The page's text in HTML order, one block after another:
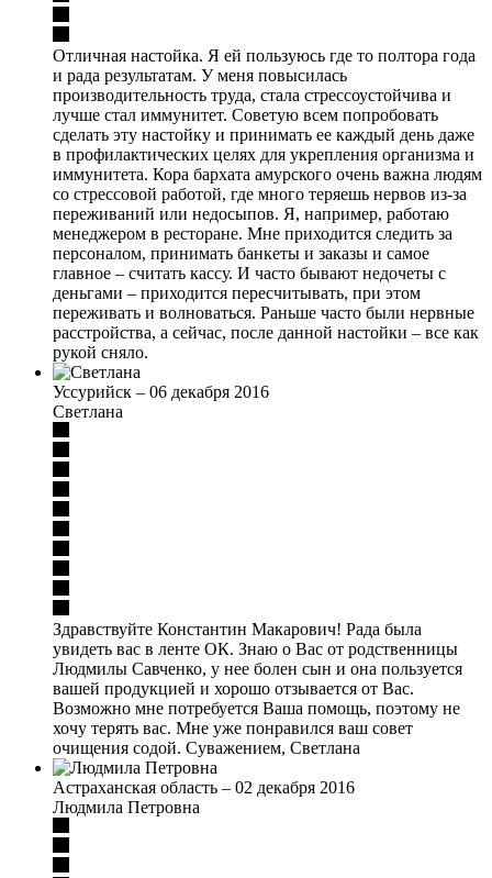
Отличная настойка. Я ей пользуюсь где то полтора года
и рада результатам. У меня повысилась
производительность труда, стала стрессоустойчива и
лучше стал иммунитет. Советую всем попробовать
сделать эту настойку и принимать ее каждый день даже
в профилактических целях для укрепления организма и
иммунитета. Кора бархата амурского очень важна людям
со стрессовой работой, где много теряешь нервов из-за
переживаний или недосыпов. Я, например, работаю
менеджером в ресторане. Мне приходится следить за
персоналом, принимать банкеты и заказы и самое
главное – считать кассу. И часто бывают недочеты с
деньгами – приходится пересчитывать, при этом
переживать и волноваться. Раньше часто были нервные
расстройства, а сейчас, после данной настойки – все как
рукой сняло.
Уссурийск – 06 декабря 2016
Светлана
Здравствуйте Константин Макарович! Рада была
увидеть вас в ленте ОК. Знаю о Вас от родственницы
Людмилы Савченко, у нее болен сын и она пользуется
вашей продукцией и хорошо отзывается от Вас.
Возможно мне потребуется Ваша помощь, поэтому не
хочу терять вас. Мне уже понравился ваш совет
очищения содой. Суважением, Светлана
Астраханская область – 02 декабря 2016
Людмила Петровна